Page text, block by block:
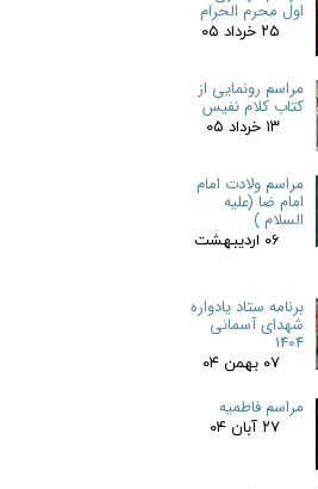
اول محرم الحرام
۲۵ خرداد ۰۵
مراسم رونمایی از
کتاب کلام نفیس
۱۳ خرداد ۰۵
مراسم ولادت امام
امام ضا (علیه
السلام )
۰۶ اردیبهشت
برنامه ستاد یادواره
شهدای آسمانی
1404
۰۷ بهمن ۰۴
مراسم فاطمیه
۲۷ آبان ۰۴